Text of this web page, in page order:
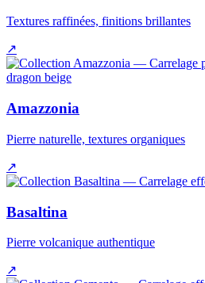
Textures raffinées, finitions brillantes
↗
Amazzonia
Pierre naturelle, textures organiques
↗
Basaltina
Pierre volcanique authentique
↗